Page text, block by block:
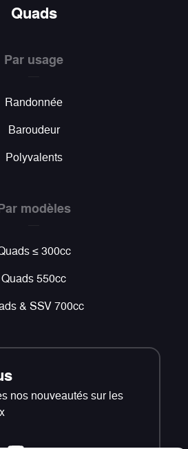
Quads
Par usage
Randonnée
Baroudeur
Polyvalents
modèles
≤ 300cc
Quads 550cc
& SSV 700cc
nos nouveautés sur les